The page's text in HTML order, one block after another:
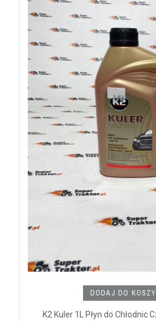
DODAJ DO
K2 Kuler 1L Płyn do Chłodnic